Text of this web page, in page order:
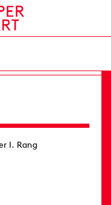
/ 119 / 139 €
I. Rang